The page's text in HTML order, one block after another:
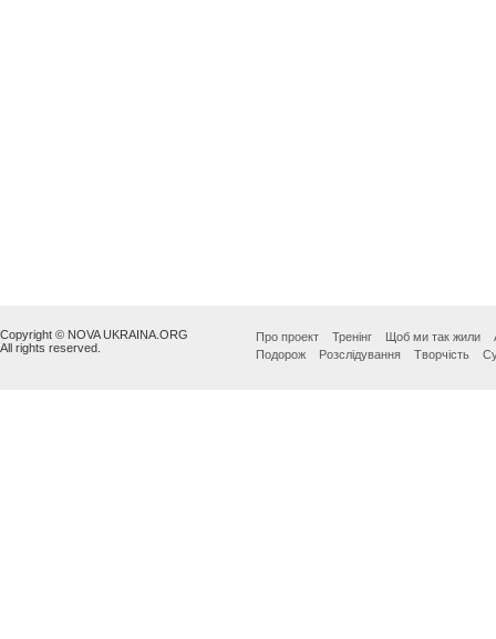
Copyright © NOVA UKRAINA.ORG
All rights reserved.
Про проект Тренінг Щоб ми так жили
Подорож
Розслідування Творчість